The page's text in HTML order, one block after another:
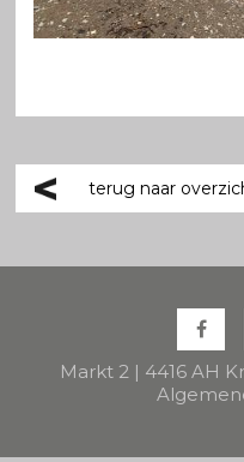
terug naar
Markt 2 | 4416 AH